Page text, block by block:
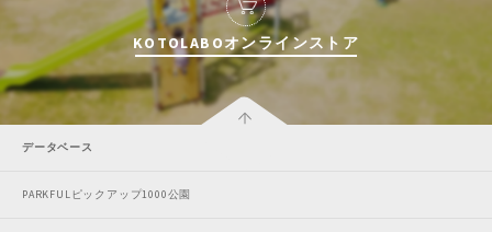
KOTOLABOオンラインストア
データベース
PARKFULピックアップ1000公園